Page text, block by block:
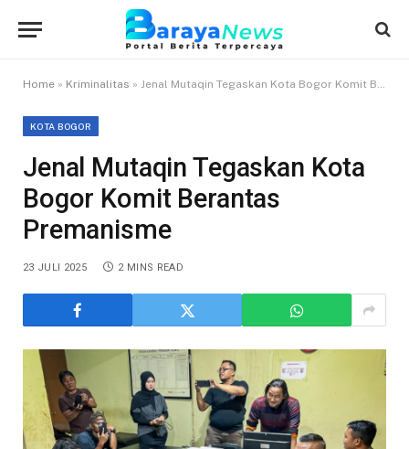
Home » Kriminalitas » Jenal Mutaqin Tegaskan Kota Bogor Komit Berantas Premanisme
KOTA BOGOR
Jenal Mutaqin Tegaskan Kota
Bogor Komit Berantas
Premanisme
23 JULI 2025 2 MINS READ